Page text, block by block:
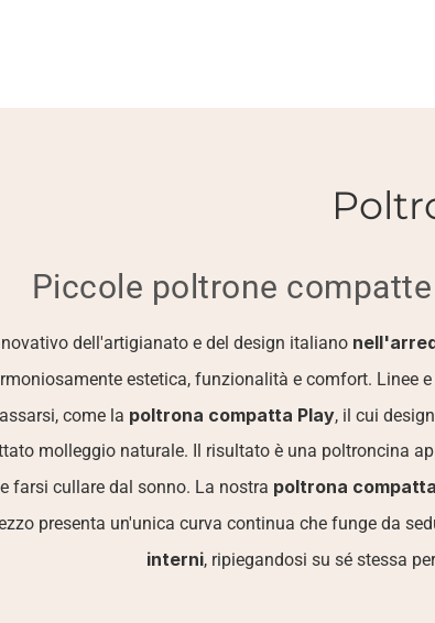
Piccole poltrone
dell'artigianato e del design italiano
estetica, funzionalità e comfort. Linee
come la poltrona compatta Play, il cui
molleggio naturale. Il risultato è una poltroncina
farsi cullare dal sonno. La nostra poltrona
presenta un'unica curva continua che funge da
interni, ripiegandosi su sé stessa